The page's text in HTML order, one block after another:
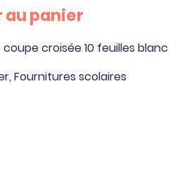
panier
croisée 10 feuilles blanc
, Fournitures scolaires